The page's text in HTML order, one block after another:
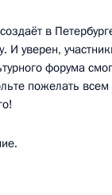
в
И уверен,
форума
пожелать всем